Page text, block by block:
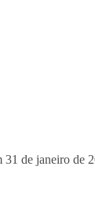
de janeiro de